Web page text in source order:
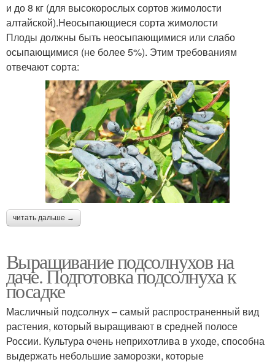
и до 8 кг (для высокорослых сортов жимолости
алтайской).Неосыпающиеся сорта жимолости
Плоды должны быть неосыпающимися или слабо
осыпающимися (не более 5%). Этим требованиям
отвечают сорта:
читать дальше →
Выращивание подсолнухов на
даче. Подготовка подсолнуха к
посадке
Масличный подсолнух – самый распространенный вид
растения, который выращивают в средней полосе
России. Культура очень неприхотлива в уходе, способна
выдержать небольшие заморозки, которые